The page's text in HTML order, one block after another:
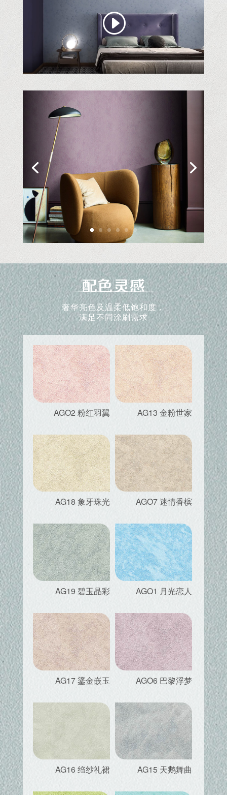
奢华亮色及温柔低饱和度，
满足不同涂刷需求
AGO2 粉红羽翼 AG13 金粉世家
AG18 象牙珠光 AGO7 迷情香槟
AG19 碧玉晶彩 AGO1 月光恋人
AG17 鎏金嵌玉 AGO6 巴黎浮梦
AG16 绉纱礼裙 AG15 天鹅舞曲